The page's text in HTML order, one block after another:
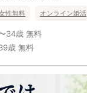
性無料 オンライン婚活
34歳 無料
歳 無料